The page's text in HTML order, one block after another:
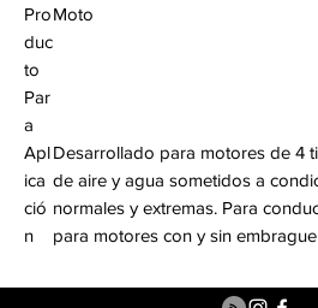
Pro
duc
to
Par
a
Moto
Apl
ica
ció
n
Desarrollado para motores de 4
de aire y agua sometidos a
normales y extremas. Para
para motores con y sin